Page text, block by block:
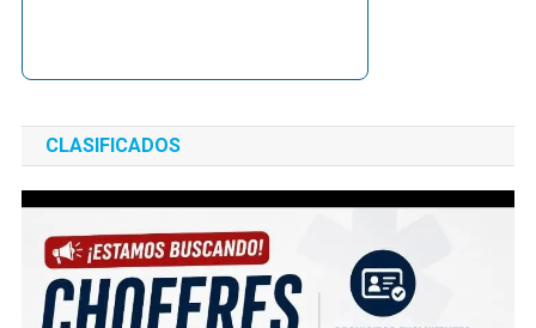
CLASIFICADOS